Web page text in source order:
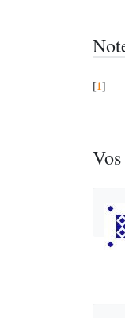
[1]